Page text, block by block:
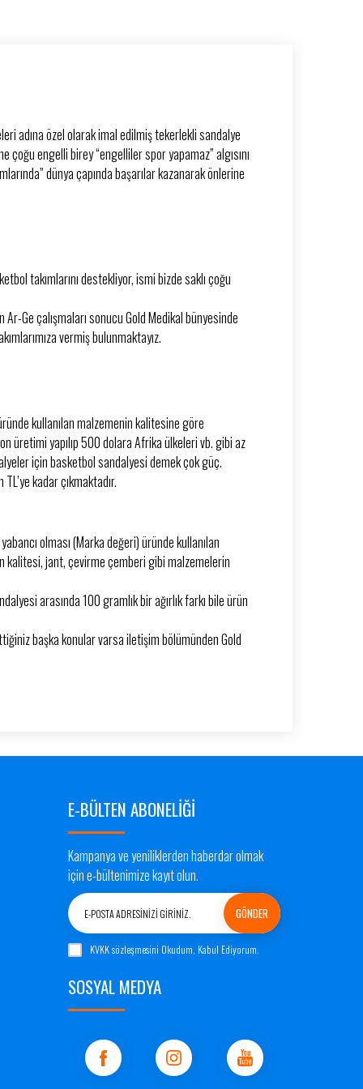
adına özel olarak imal edilmiş tekerlekli sandalye
engelli birey “engelliler spor yapamaz” algısını
dünya çapında başarılar kazanarak önlerine
takımlarını destekliyor, ismi bizde saklı çoğu
Ar-Ge çalışmaları sonucu Gold Medikal bünyesinde
vermiş bulunmaktayız.
kullanılan malzemenin kalitesine göre
üretimi yapılıp 500 dolara Afrika ülkeleri vb. gibi az
için basketbol sandalyesi demek çok güç.
kadar çıkmaktadır.
olması (Marka değeri) üründe kullanılan
kalitesi, jant, çevirme çemberi gibi malzemelerin
arasında 100 gramlık bir ağırlık farkı bile ürün
başka konular varsa iletişim bölümünden Gold
E-BÜLTEN ABONELİĞİ
Kampanya ve yeniliklerden haberdar olmak
için e-bültenimize kayıt olun.
KVKK sözleşmesini Okudum, Kabul Ediyorum.
SOSYAL MEDYA